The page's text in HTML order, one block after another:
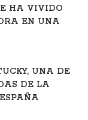
HA VIVIDO
EN UNA
UNA DE
DE LA